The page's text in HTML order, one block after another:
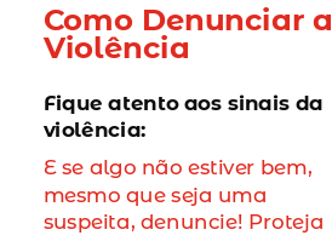
Como Denunciar a
Violência
Fique atento aos sinais da
violência:
E se algo não estiver bem,
mesmo que seja uma
suspeita, denuncie! Proteja